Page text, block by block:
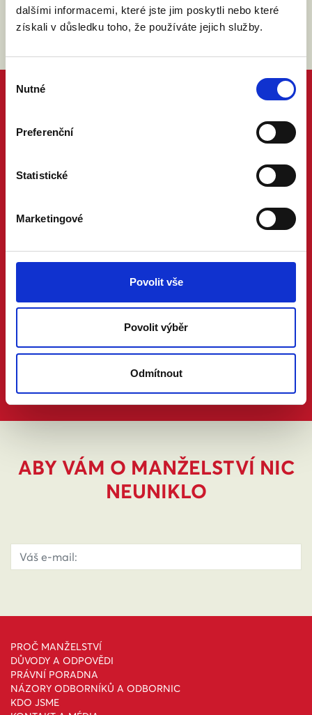
dalšími informacemi, které jste jim poskytli nebo které
získali v důsledku toho, že používáte jejich služby.
souhlasu
Nutné
Preferenční
Statistické
Marketingové
Povolit vše
Povolit výběr
Odmítnout
ABY VÁM O MANŽELSTVÍ NIC
NEUNIKLO
PROČ MANŽELSTVÍ
DŮVODY A ODPOVĚDI
PRÁVNÍ PORADNA
NÁZORY ODBORNÍKŮ A ODBORNIC
KDO JSME